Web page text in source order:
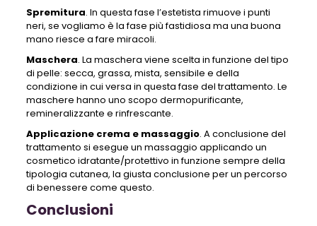
Spremitura. In questa fase l’estetista rimuove i punti
neri, se vogliamo è la fase più fastidiosa ma una buona
mano riesce a fare miracoli.
Maschera. La maschera viene scelta in funzione del tipo
di pelle: secca, grassa, mista, sensibile e della
condizione in cui versa in questa fase del trattamento. Le
maschere hanno uno scopo dermopurificante,
remineralizzante e rinfrescante.
Applicazione crema e massaggio. A conclusione del
trattamento si esegue un massaggio applicando un
cosmetico idratante/protettivo in funzione sempre della
tipologia cutanea, la giusta conclusione per un percorso
di benessere come questo.
Conclusioni